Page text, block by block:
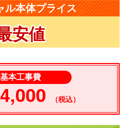
ル本体プライス
安値
基本工事費
（税込）